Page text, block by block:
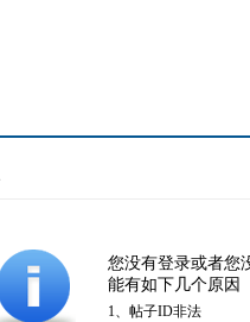
您没有登录或者您
能有如下几个原因
1、帖子ID非法